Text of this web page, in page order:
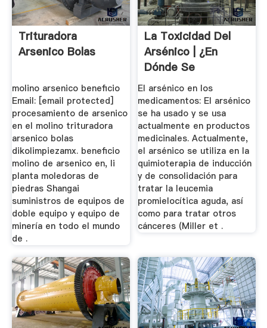
Trituradora
Arsenico Bolas
molino arsenico beneficio
Email: [email protected]
procesamiento de arsenico
en el molino trituradora
arsenico bolas
dikolimpiezamx. beneficio
molino de arsenico en, li
planta moledoras de
piedras Shangai
suministros de equipos de
doble equipo y equipo de
minería en todo el mundo
de .
La Toxicidad Del
Arsénico | ¿En
Dónde Se
Encuentra El ...
El arsénico en los
medicamentos: El arsénico
se ha usado y se usa
actualmente en productos
medicinales. Actualmente,
el arsénico se utiliza en la
quimioterapia de inducción
y de consolidación para
tratar la leucemia
promielocítica aguda, así
como para tratar otros
cánceres (Miller et .